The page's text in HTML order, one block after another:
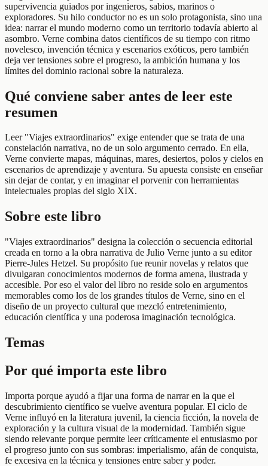
supervivencia guiados por ingenieros, sabios, marinos o
exploradores. Su hilo conductor no es un solo protagonista, sino una
idea: narrar el mundo moderno como un territorio todavía abierto al
asombro. Verne combina datos científicos de su tiempo con ritmo
novelesco, invención técnica y escenarios exóticos, pero también
deja ver tensiones sobre el progreso, la ambición humana y los
límites del dominio racional sobre la naturaleza.
Qué conviene saber antes de leer este
resumen
Leer "Viajes extraordinarios" exige entender que se trata de una
constelación narrativa, no de un solo argumento cerrado. En ella,
Verne convierte mapas, máquinas, mares, desiertos, polos y cielos en
escenarios de aprendizaje y aventura. Su apuesta consiste en enseñar
sin dejar de contar, y en imaginar el porvenir con herramientas
intelectuales propias del siglo XIX.
Sobre este libro
"Viajes extraordinarios" designa la colección o secuencia editorial
creada en torno a la obra narrativa de Julio Verne junto a su editor
Pierre-Jules Hetzel. Su propósito fue reunir novelas y relatos que
divulgaran conocimientos modernos de forma amena, ilustrada y
accesible. Por eso el valor del libro no reside solo en argumentos
memorables como los de los grandes títulos de Verne, sino en el
diseño de un proyecto cultural que mezcló entretenimiento,
educación científica y una poderosa imaginación tecnológica.
Temas
Por qué importa este libro
Importa porque ayudó a fijar una forma de narrar en la que el
descubrimiento científico se vuelve aventura popular. El ciclo de
Verne influyó en la literatura juvenil, la ciencia ficción, la novela de
exploración y la cultura visual de la modernidad. También sigue
siendo relevante porque permite leer críticamente el entusiasmo por
el progreso junto con sus sombras: imperialismo, afán de conquista,
fe excesiva en la técnica y tensiones entre saber y poder.